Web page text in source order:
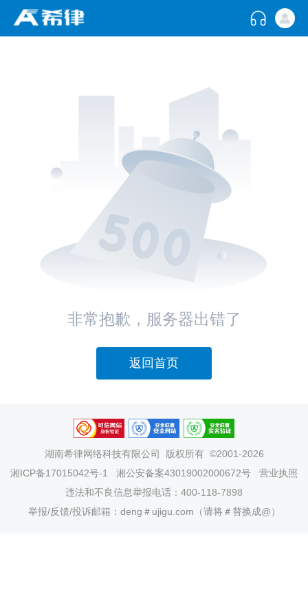
非常抱歉，服务器出错了
返回首页
湖南希律网络科技有限公司
版权所有 ©2001-2026
湘ICP备17015042号-1
湘公安备案43019002000672号
营业执照
违法和不良信息举报电话：400-118-7898
举报/反馈/投诉邮箱：deng＃ujigu.com（请将＃替换成@）